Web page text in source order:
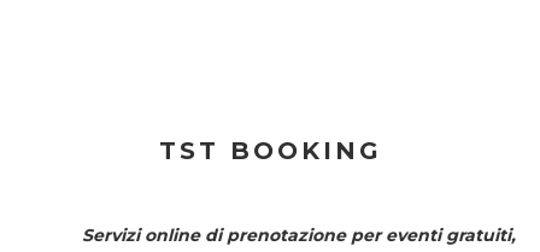
TST BOOKING
Servizi online di prenotazione per eventi gratuiti,